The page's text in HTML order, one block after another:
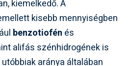
kiemelkedő. A
kisebb mennyiségben
benzotiofén és
alifás szénhidrogének is
aránya általában